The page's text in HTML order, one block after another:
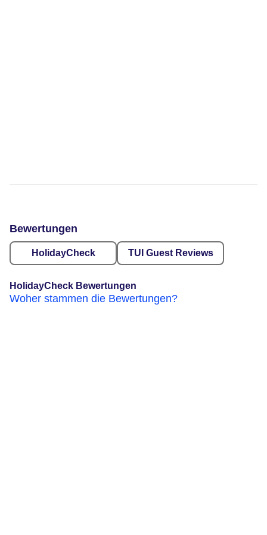
Bewertungen
HolidayCheck TUI Guest Reviews
HolidayCheck Bewertungen
Woher stammen die Bewertungen?